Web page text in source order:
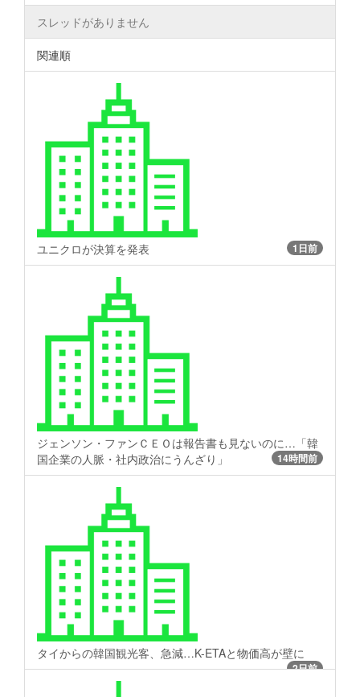
スレッドがありません
関連順
ユニクロが決算を発表 1日前
ジェンソン・ファンＣＥＯは報告書も見ないのに…「韓
国企業の人脈・社内政治にうんざり」
14時間前
タイからの韓国観光客、急減…K-ETAと物価高が壁に
2日前